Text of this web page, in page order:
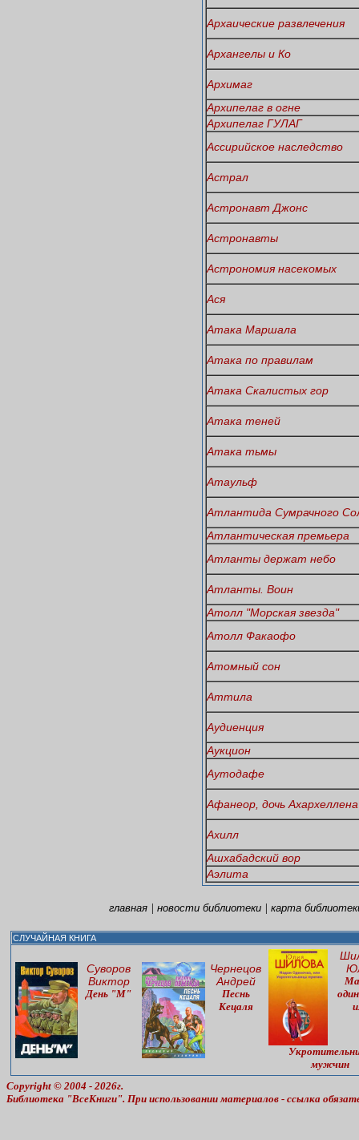
Архаические развлечения
Архангелы и Ко
Архимаг
Архипелаг в огне
Архипелаг ГУЛАГ
Ассирийское наследство
Астрал
Астронавт Джонс
Астронавты
Астрономия насекомых
Ася
Атака Маршала
Атака по правилам
Атака Скалистых гор
Атака теней
Атака тьмы
Атаульф
Атлантида Сумрачного
Атлантическая премьера
Атланты держат небо
Атланты. Воин
Атолл "Морская звезда"
Атолл Факаофо
Атомный сон
Аттила
Аудиенция
Аукцион
Аутодафе
Афанеор, дочь Ахархеллена
Ахилл
Ашхабадский вор
Аэлита
главная| новости библиотеки| карта
СЛУЧАЙНАЯ КНИГА
Суворов
Виктор
День "М"
Чернецов
Андрей
Песнь
Кецаля
мужчин
Copyright © 2004 - 2026г.
Библиотека "ВсеКниги". При использовании материалов - ссылка